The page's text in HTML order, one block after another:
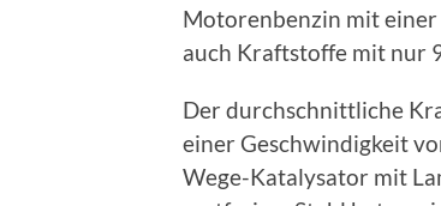
Motorenbenzin mit
auch Kraftstoffe mit nur
Der durchschnittliche
einer Geschwindigkeit
Wege-Katalysator mit